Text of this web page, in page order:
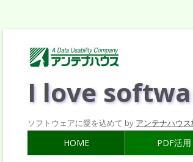
I love
ソフトウェアに愛を込めて by アンテナハウ
HOME PDF活用